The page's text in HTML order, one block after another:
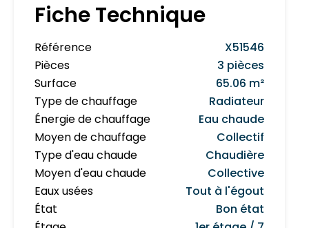
Fiche Technique
Référence
X51546
Pièces
3 pièces
Surface
65.06 m²
Type de chauffage
Radiateur
Énergie de chauffage
Eau chaude
Moyen de chauffage
Collectif
Type d'eau chaude
Chaudière
Moyen d'eau chaude
Collective
Eaux usées
Tout à l'égout
État
Bon état